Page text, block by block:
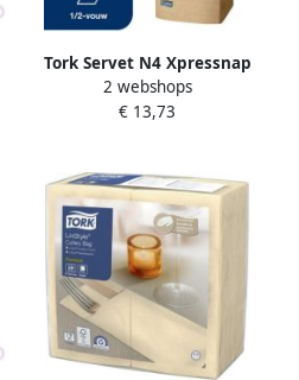
Tork Servet N4 Xpressnap
Premium 1 2 vouw 2-laags
213x165mm 1000 vel
2 webshops
€ 13,73